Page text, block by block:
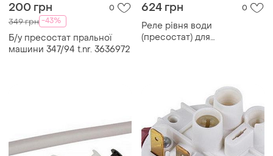
200 грн 0
349 грн -43%
Б/у пресостат пральної
машини 347/94 t.nr. 3636972
624 грн 0
Реле рівня води
(пресостат) для